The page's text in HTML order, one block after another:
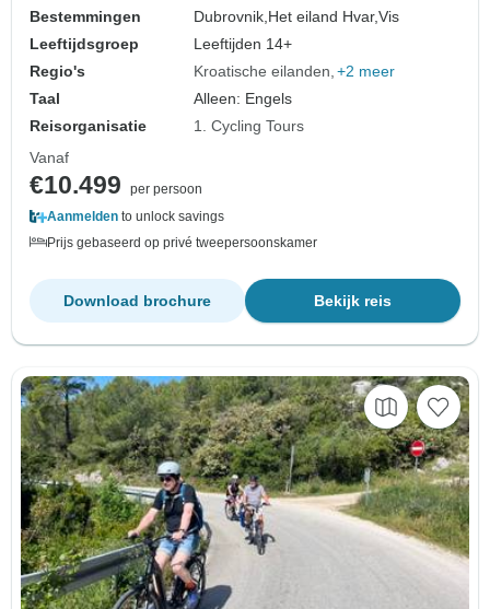
Bestemmingen
Dubrovnik,Het eiland Hvar,Vis
Leeftijdsgroep
Leeftijden 14+
Regio's
Kroatische eilanden +2 meer
Taal
Alleen: Engels
Reisorganisatie
1. Cycling Tours
Vanaf
€10.499
per persoon
Aanmelden to unlock savings
Prijs gebaseerd op privé tweepersoonskamer
Bekijk reis
Download brochure